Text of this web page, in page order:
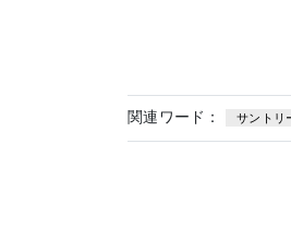
関連ワード： サントリ